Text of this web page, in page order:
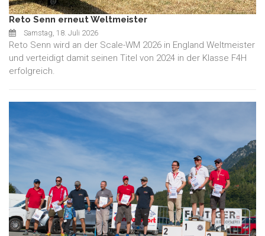
Reto Senn erneut Weltmeister
Samstag, 18. Juli 2026
Reto Senn wird an der Scale-WM 2026 in England Weltmeister
und verteidigt damit seinen Titel von 2024 in der Klasse F4H
erfolgreich.